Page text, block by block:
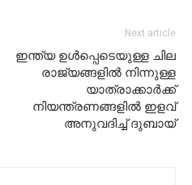
Next article
ഇന്ത്യ ഉൾപ്പെടെയുള്ള ചില
രാജ്യങ്ങളിൽ നിന്നുള്ള
യാത്രാക്കാർക്ക്
നിയന്ത്രണങ്ങളിൽ ഇളവ്
അനുവദിച്ച് ദുബായ്